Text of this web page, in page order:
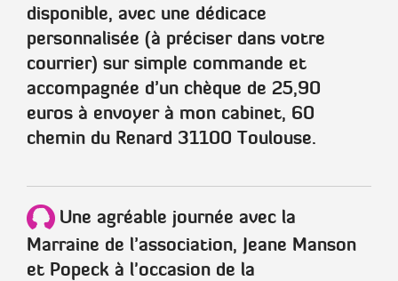
disponible, avec une dédicace
personnalisée (à préciser dans votre
courrier) sur simple commande et
accompagnée d’un chèque de 25,90
euros à envoyer à mon cabinet, 60
chemin du Renard 31100 Toulouse.
Une agréable journée avec la
Marraine de l’association, Jeane Manson
et Popeck à l'occasion de la